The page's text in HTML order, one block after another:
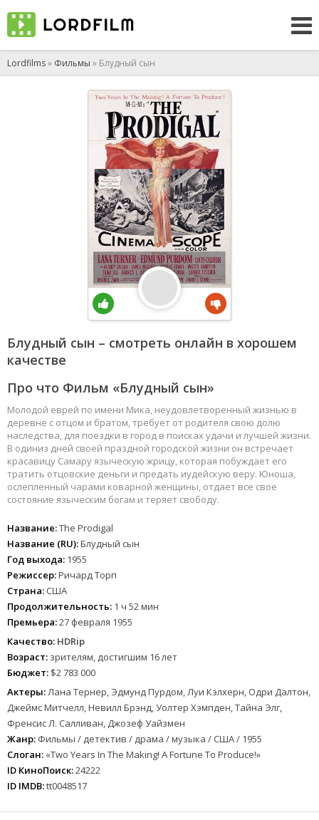
Lordfilms» Фильмы » Блудный сын
Блудный сын – смотреть онлайн в хорошем
качестве
Про что Фильм «Блудный сын»
Молодой еврей по имени Мика, неудовлетворенный жизнью в
деревне с отцом и братом, требует от родителя свою долю
наследства, для поездки в город в поисках удачи и лучшей жизни.
В одиниз дней своей праздной городской жизни он встречает
красавицу Самару языческую жрицу, которая побуждает его
тратить отцовские деньги и предать иудейскую веру. Юноша,
ослепленный чарами коварной женщины, отдает все свое
состояние языческим богам и теряет свободу.
Название:The Prodigal
Название (RU):Блудный сын
Год выхода: 1955
Режиссер:Ричард Торп
Страна: США
Продолжительность: 1 ч 52 мин
Премьера:27 февраля 1955
Качество: HDRip
Возраст: зрителям, достигшим 16 лет
Бюджет: $2 783 000
Актеры:Лана Тернер, Эдмунд Пурдом, Луи Кэлхерн, Одри Далтон,
Джеймс Митчелл, Невилл Брэнд, Уолтер Хэмпден, Тайна Элг,
Френсис Л. Салливан, Джозеф Уайзмен
Жанр: Фильмы / детектив / драма / музыка / США / 1955
Слоган: «Two Years In The Making! A Fortune To Produce!»
ID КиноПоиск:24222
ID IMDB:tt0048517